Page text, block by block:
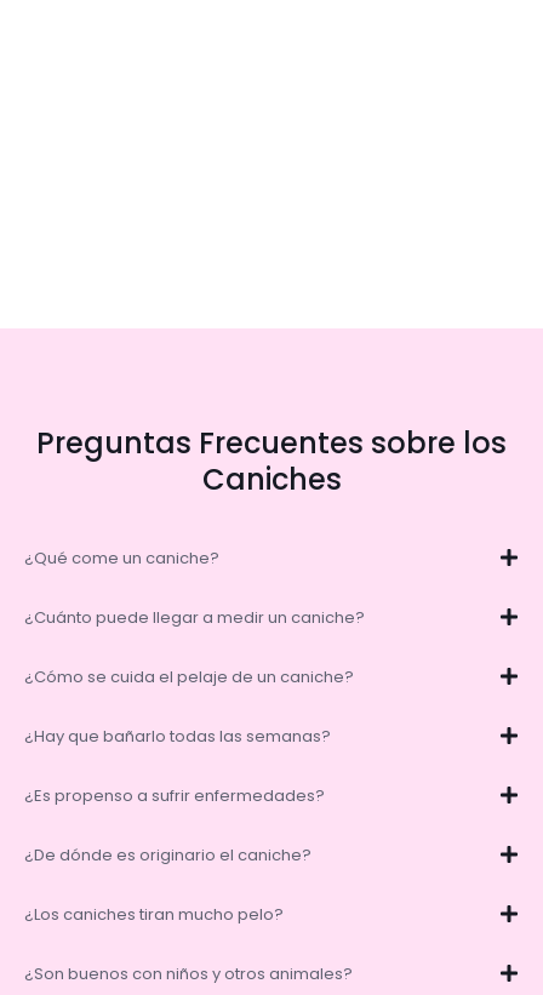
Preguntas Frecuentes sobre los
Caniches
¿Qué come un caniche?
¿Cuánto puede llegar a medir un caniche?
¿Cómo se cuida el pelaje de un caniche?
¿Hay que bañarlo todas las semanas?
¿Es propenso a sufrir enfermedades?
¿De dónde es originario el caniche?
¿Los caniches tiran mucho pelo?
¿Son buenos con niños y otros animales?